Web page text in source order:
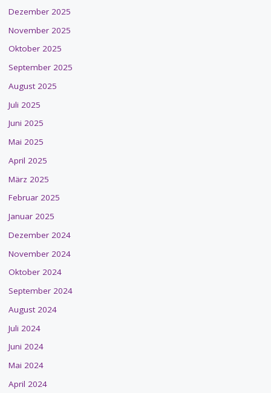
Dezember 2025
November 2025
Oktober 2025
September 2025
August 2025
Juli 2025
Juni 2025
Mai 2025
April 2025
März 2025
Februar 2025
Januar 2025
Dezember 2024
November 2024
Oktober 2024
September 2024
August 2024
Juli 2024
Juni 2024
Mai 2024
April 2024